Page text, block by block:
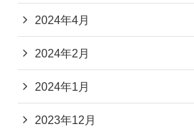
2024年4月
2024年2月
2024年1月
2023年12月